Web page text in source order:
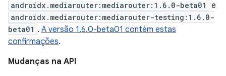
androidx.mediarouter:mediarouter:1.6.0-beta01 e
androidx.mediarouter:mediarouter-testing:1.6.0-
beta01 . A versão 1.6.0-beta01 contém estas
confirmações.
Mudanças na API